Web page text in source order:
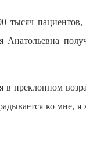
тысяч пациентов,
преклонном
ко мне, я